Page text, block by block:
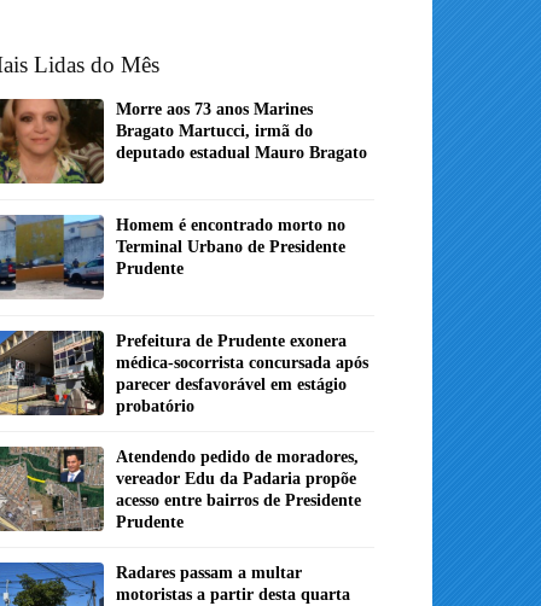
Lidas do Mês
Morre aos 73 anos Marines
Bragato Martucci, irmã do
deputado estadual Mauro Bragato
Homem é encontrado morto no
Terminal Urbano de Presidente
Prudente
Prefeitura de Prudente exonera
médica-socorrista concursada após
parecer desfavorável em estágio
probatório
Atendendo pedido de moradores,
vereador Edu da Padaria propõe
acesso entre bairros de Presidente
Prudente
Radares passam a multar
motoristas a partir desta quarta